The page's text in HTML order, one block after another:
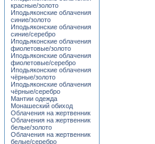
красные/золото
Иподьяконские облачения
синие/золото
Иподьяконские облачения
синие/серебро
Иподьяконские облачения
фиолетовые/золото
Иподьяконские облачения
фиолетовые/серебро
Иподьяконские облачения
чёрные/золото
Иподьяконские облачения
чёрные/серебро
Мантии одежда
Монашеский обиход
Облачения на жертвенник
Облачения на жертвенник
белые/золото
Облачения на жертвенник
белые/серебро